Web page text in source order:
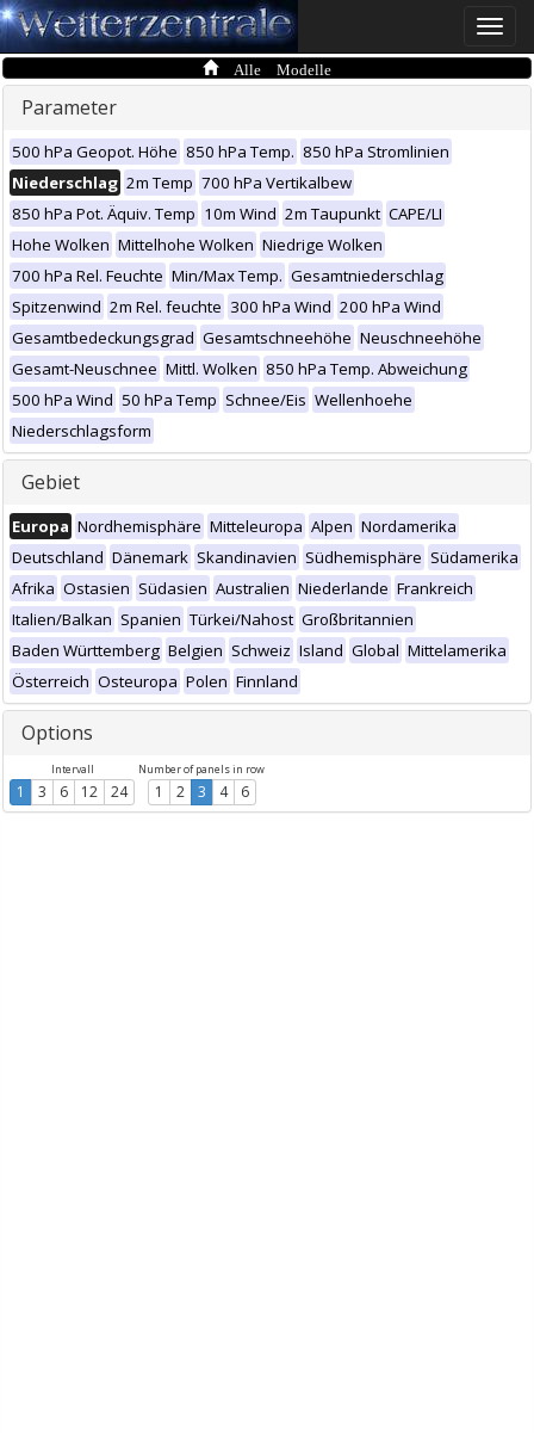
Toggle
Alle Modelle
Parameter
500 hPa Geopot. Höhe 850 hPa Temp. 850 hPa Stromlinien
Niederschlag 2m Temp 700 hPa Vertikalbew
850 hPa Pot. Äquiv. Temp 10m Wind 2m Taupunkt CAPE/LI
Hohe Wolken Mittelhohe Wolken Niedrige Wolken
700 hPa Rel. Feuchte Min/Max Temp. Gesamtniederschlag
Spitzenwind 2m Rel. feuchte 300 hPa Wind 200 hPa Wind
Gesamtbedeckungsgrad Gesamtschneehöhe Neuschneehöhe
Gesamt-Neuschnee Mittl. Wolken 850 hPa Temp. Abweichung
500 hPa Wind 50 hPa Temp Schnee/Eis Wellenhoehe
Niederschlagsform
Gebiet
Europa Nordhemisphäre Mitteleuropa Alpen Nordamerika
Deutschland Dänemark Skandinavien Südhemisphäre Südamerika
Afrika Ostasien Südasien Australien Niederlande Frankreich
Italien/Balkan Spanien Türkei/Nahost Großbritannien
Baden Württemberg Belgien Schweiz Island Global Mittelamerika
Österreich Osteuropa Polen Finnland
Options
Intervall
1 3 6 12 24
Number of panels in row
1 2 3 4 6